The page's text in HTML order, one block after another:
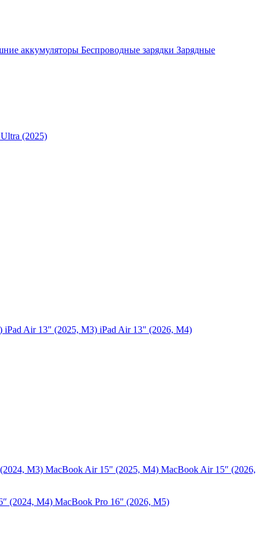
аккумуляторы Беспроводные зарядки Зарядные
(2025)
iPad Air 13" (2025, M3) iPad Air 13" (2026, M4)
M3) MacBook Air 15" (2025, M4) MacBook Air 15″ (2026,
(2024, M4) MacBook Pro 16" (2026, M5)